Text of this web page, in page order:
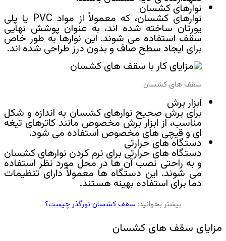
نوارهای کشسان
نوارهای کشسان، که معمولاً از مواد PVC یا پلی‌
یورتان ساخته شده‌ اند، به عنوان پوشش نهایی
سقف استفاده می‌ شوند. این نوارها به طور خاص
برای ایجاد سطح صاف و بدون درز طراحی شده‌ اند.
سقف‌ های کشسان
ابزار برش
برای برش صحیح نوارهای کشسان به اندازه و شکل
مناسب، از ابزار برش مخصوص مانند کاترهای تیغه‌
ای و قیچی‌ های مخصوص استفاده می‌ شود.
دستگاه‌ های حرارتی
دستگاه‌ های حرارتی برای نرم کردن نوارهای کشسان
و به راحتی نصب آن ها در محل مورد نظر استفاده
می‌ شوند. این دستگاه‌ ها معمولاً دارای تنظیمات
دما برای استفاده بهینه هستند.
بیشتر بخوانید: سقف کشسان نورگذر چیست؟
مزایای سقف‌ های کشسان